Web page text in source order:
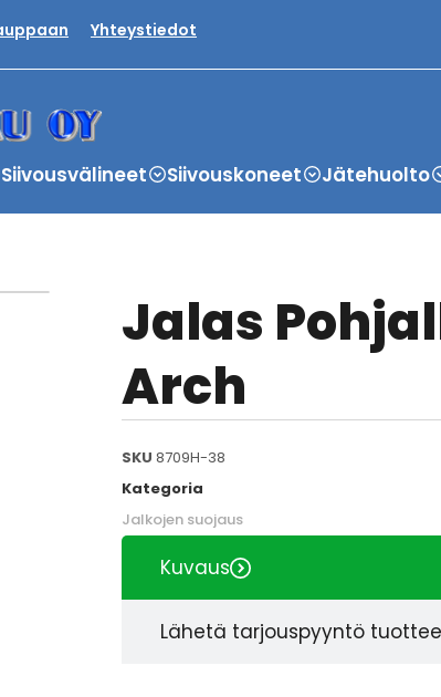
Yhteystiedot
Siivousvälineet Siivouskoneet Jätehuolto
Jalas
Arch
SKU 8709H-38
Kategoria
Jalkojen suojaus
Kuvaus
Lähetä tarjouspyyntö